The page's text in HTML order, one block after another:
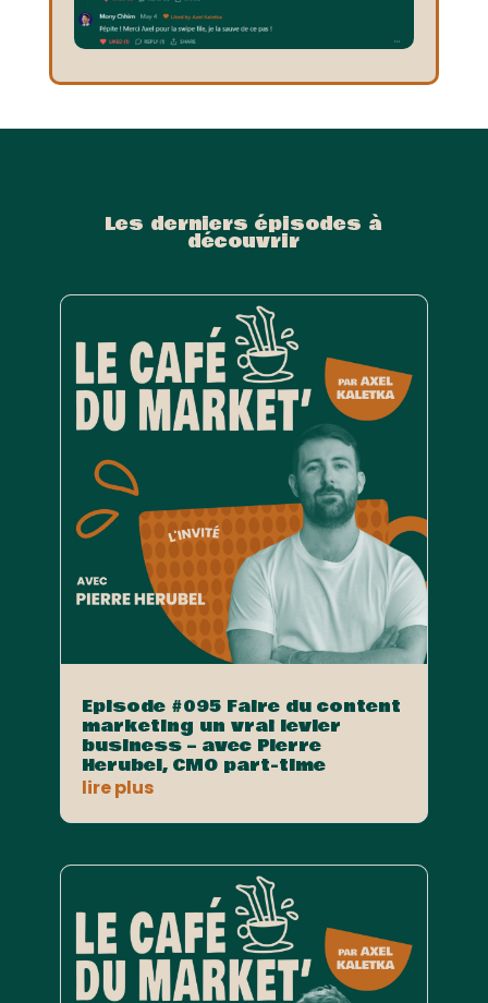
Les derniers épisodes à
découvrir
Episode #095 Faire du content
marketing un vrai levier
business – avec Pierre
Herubel, CMO part-time
lire plus